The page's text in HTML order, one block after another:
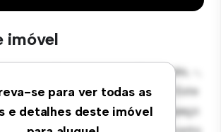
imóvel
se para ver todas as
e detalhes deste imóvel
novo refúgio urbano em Petrópolis, -,
Alves, 3248 - Porto Alegre - RS! Este
de 2 quartos oferece um espaço